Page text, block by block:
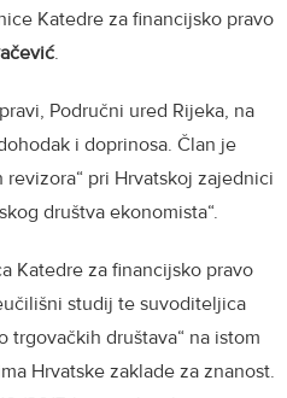
Katedre za financijsko pravo
.
Područni ured Rijeka, na
i doprinosa. Član je
pri Hrvatskoj zajednici
društva ekonomista“.
Katedre za financijsko pravo
studij te suvoditeljica
trgovačkih društava“ na istom
Hrvatske zaklade za znanost.